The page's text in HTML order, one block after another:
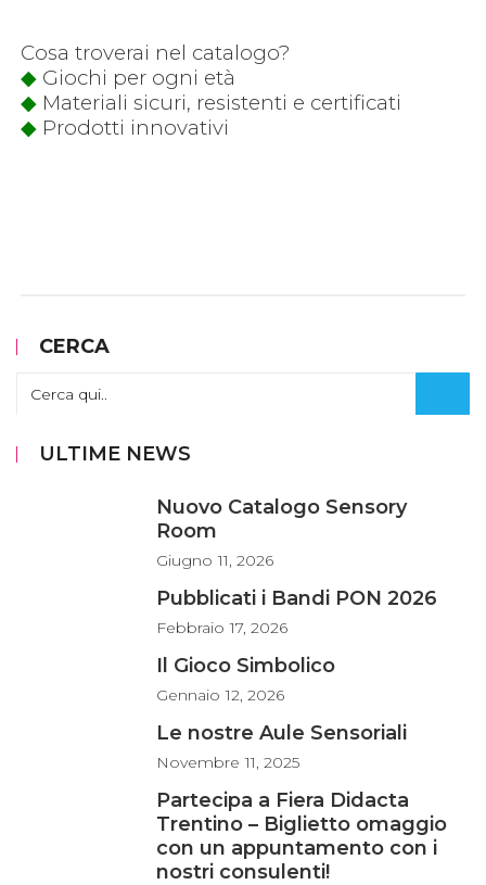
Cosa troverai nel catalogo?
◆ Giochi per ogni età
◆ Materiali sicuri, resistenti e certificati
◆ Prodotti innovativi
CERCA
ULTIME NEWS
Nuovo Catalogo Sensory
Room
Giugno 11, 2026
Pubblicati i Bandi PON 2026
Febbraio 17, 2026
Il Gioco Simbolico
Gennaio 12, 2026
Le nostre Aule Sensoriali
Novembre 11, 2025
Partecipa a Fiera Didacta
Trentino – Biglietto omaggio
con un appuntamento con i
nostri consulenti!